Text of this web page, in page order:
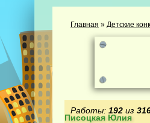
Главная » Детские
Работы: 192 из
Писоцкая Юлия